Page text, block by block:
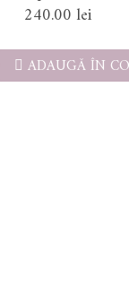
240.00 lei
ADAUGĂ ÎN